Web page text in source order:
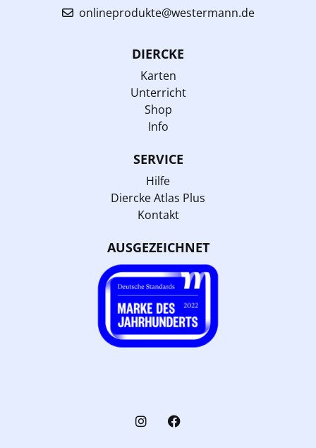
onlineprodukte@westermann.de
DIERCKE
Karten
Unterricht
Shop
Info
SERVICE
Hilfe
Diercke Atlas Plus
Kontakt
AUSGEZEICHNET